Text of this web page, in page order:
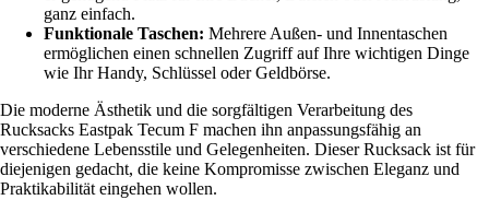
ganz einfach.
Funktionale Taschen: Mehrere Außen- und Innentaschen
ermöglichen einen schnellen Zugriff auf Ihre wichtigen Dinge
wie Ihr Handy, Schlüssel oder Geldbörse.
Die moderne Ästhetik und die sorgfältigen Verarbeitung des
Rucksacks Eastpak Tecum F machen ihn anpassungsfähig an
verschiedene Lebensstile und Gelegenheiten. Dieser Rucksack ist für
diejenigen gedacht, die keine Kompromisse zwischen Eleganz und
Praktikabilität eingehen wollen.